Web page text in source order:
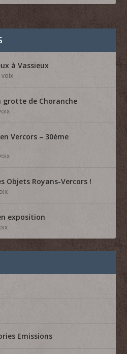
à Vassieux
grotte de Choranche
Vercors – 30ème
Objets Royans-Vercors !
exposition
Emissions